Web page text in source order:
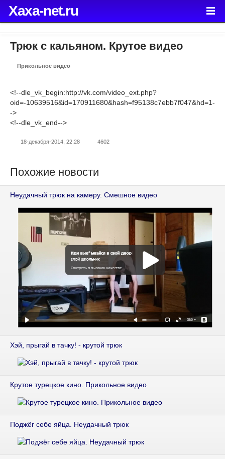
Xaxa-net.ru
Трюк с кальяном. Крутое видео
Прикольное видео
<!--dle_vk_begin:http://vk.com/video_ext.php?
oid=-10639516&id=170911680&hash=f95138c7ebb7f047&hd=1-
->
<!--dle_vk_end-->
18-декабря-2014, 22:28 4602
Похожие новости
Неудачный трюк на камеру. Смешное видео
Хэй, прыгай в тачку! - крутой трюк
Крутое турецкое кино. Прикольное видео
Поджёг себе яйца. Неудачный трюк